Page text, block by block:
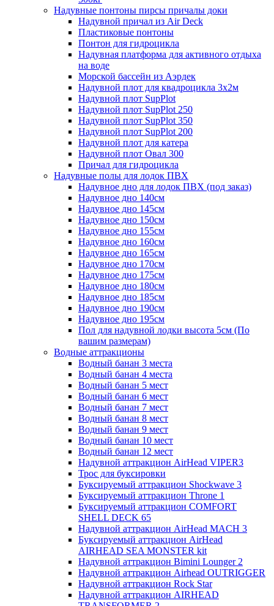
Надувные понтоны пирсы причалы доки
Надувной причал из Air Deck
Пластиковые понтоны
Понтон для гидроцикла
Надувная платформа для активного отдыха
на воде
Морской бассейн из Аэрдек
Надувной плот для квадроцикла 3х2м
Надувной плот SupPlot
Надувной плот SupPlot 250
Надувной плот SupPlot 350
Надувной плот SupPlot 200
Надувной плот для катера
Надувной плот Овал 300
Причал для гидроцикла
Надувные полы для лодок ПВХ
Надувное дно для лодок ПВХ (под заказ)
Надувное дно 140см
Надувное дно 145см
Надувное дно 150см
Надувное дно 155см
Надувное дно 160см
Надувное дно 165см
Надувное дно 170см
Надувное дно 175см
Надувное дно 180см
Надувное дно 185см
Надувное дно 190см
Надувное дно 195см
Пол для надувной лодки высота 5см (По
вашим размерам)
Водные аттракционы
Водный банан 3 места
Водный банан 4 места
Водный банан 5 мест
Водный банан 6 мест
Водный банан 7 мест
Водный банан 8 мест
Водный банан 9 мест
Водный банан 10 мест
Водный банан 12 мест
Надувной аттракцион AirHead VIPER3
Трос для буксировки
Буксируемый аттракцион Shockwave 3
Буксируемый аттракцион Throne 1
Буксируемый аттракцион COMFORT
SHELL DECK 65
Надувной аттракцион AirHead MACH 3
Буксируемый аттракцион AirHead
AIRHEAD SEA MONSTER kit
Надувной аттракцион Bimini Lounger 2
Надувной аттракцион Airhead OUTRIGGER
Надувной аттракцион Rock Star
Надувной аттракцион AIRHEAD